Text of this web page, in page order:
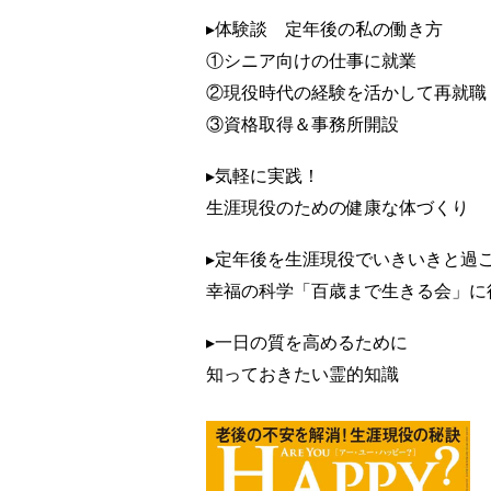
▸体験談 定年後の私の働き方
①シニア向けの仕事に就業
②現役時代の経験を活かして再就職
③資格取得＆事務所開設
▸気軽に実践！
生涯現役のための健康な体づくり
▸定年後を生涯現役でいきいきと過
幸福の科学「百歳まで生きる会」に
▸一日の質を高めるために
知っておきたい霊的知識